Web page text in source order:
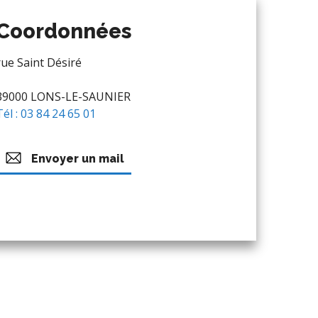
Saint Désiré
LONS-LE-SAUNIER
: 03 84 24 65 01
Envoyer un mail